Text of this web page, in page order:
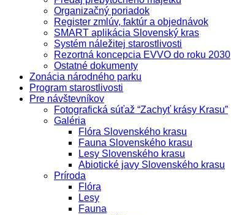
Organizačný poriadok
Register zmlúv, faktúr a objednávok
SMART aplikácia Slovenský kras
Systém náležitej starostlivosti
Rezortná koncepcia EVVO do roku 2030
Ostatné dokumenty
Zonácia národného parku
Program starostlivosti
Pre návštevníkov
Fotografická súťaž “Zachyť krásy Krasu”
Galéria
Flóra Slovenského krasu
Fauna Slovenského krasu
Lesy Slovenského krasu
Abiotické javy Slovenského krasu
Príroda
Flóra
Lesy
Fauna